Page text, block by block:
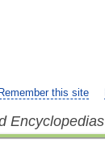
Remember this site
Encyclopedias